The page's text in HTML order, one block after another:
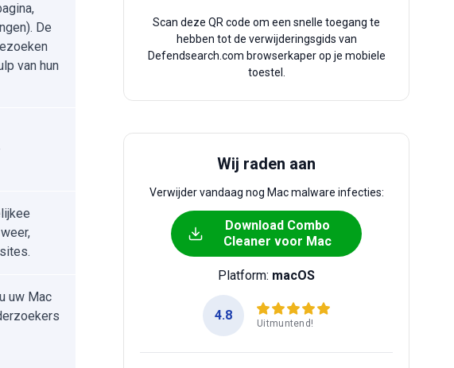
De
van hun
uw Mac
Scan deze QR code om een snelle toegang te
hebben tot de verwijderingsgids van
Defendsearch.com browserkaper op je mobiele
toestel.
Wij raden aan
Verwijder vandaag nog Mac malware infecties:
Download Combo
Cleaner voor Mac
Platform: macOS
4.8
Uitmuntend!